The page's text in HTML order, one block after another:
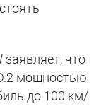
что
мощностью
до 100 км/